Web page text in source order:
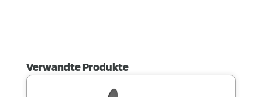
Verwandte Produkte